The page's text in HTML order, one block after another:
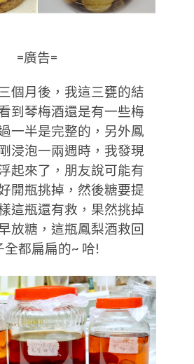
=廣告=
個月後，我這三甕的結
到琴梅酒還是有一些梅
一半是完整的，另外鳳
浸泡一兩週時，我發現
起來了，朋友說可能有
開瓶挑掉，然後糖要提
這瓶還有救，果然挑掉
放糖，這瓶鳳梨酒救回
全都扁扁的~ 哈!